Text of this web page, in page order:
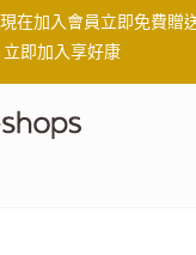
在加入會員立即免費贈
立即加入享好康